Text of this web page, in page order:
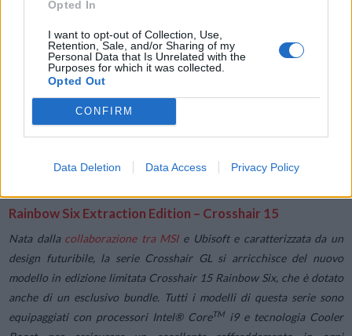
Opted In
I want to opt-out of Collection, Use,
Retention, Sale, and/or Sharing of my
Personal Data that Is Unrelated with the
Purposes for which it was collected.
Opted Out
CONFIRM
Data Deletion Data Access Privacy Policy
Rainbow Six Extraction Edition – Crosshair 15
Nata dalla collaborazione tra MSIe Ubisoft e caratterizzata da un
design futuribile, la serie Crosshair GL si arricchisce del nuovo
modello in edizione limitata Crosshair 15 Rainbow Six, che è dotato
anche di un esclusivo bundle. Tutti i modelli di questa serie sono
equipaggiati con processori Intel® CoreTM i9 e tecnologia Cooler